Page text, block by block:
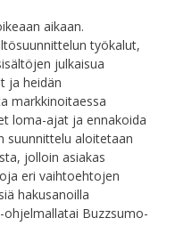
aikaan.
työkalut,
julkaisua
ja heidän
markkinoitaessa
loma-ajat ja ennakoida
suunnittelu aloitetaan
jolloin asiakas
eri vaihtoehtojen
hakusanoilla
Buzzsumo-